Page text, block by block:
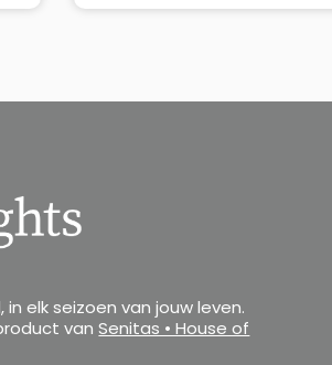
in elk seizoen van jouw leven.
vanSenitas • House of